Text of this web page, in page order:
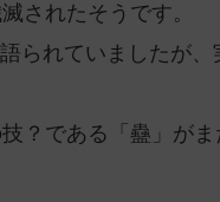
されたそうです。
られていましたが、
？である「蠱」が